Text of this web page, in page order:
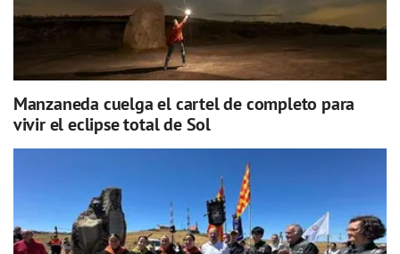
Manzaneda cuelga el cartel de completo para
vivir el eclipse total de Sol